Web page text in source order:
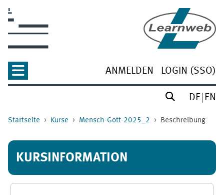
ANMELDEN LOGIN (SSO)
DE EN
Startseite Kurse Mensch-Gott-2025_2 Beschreibung
KURSINFORMATION